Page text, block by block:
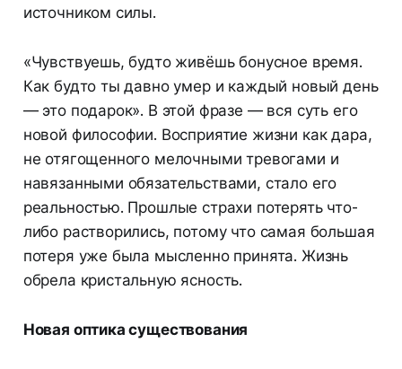
источником силы.
«Чувствуешь, будто живёшь бонусное время.
Как будто ты давно умер и каждый новый день
— это подарок». В этой фразе — вся суть его
новой философии. Восприятие жизни как дара,
не отягощенного мелочными тревогами и
навязанными обязательствами, стало его
реальностью. Прошлые страхи потерять что-
либо растворились, потому что самая большая
потеря уже была мысленно принята. Жизнь
обрела кристальную ясность.
Новая оптика существования